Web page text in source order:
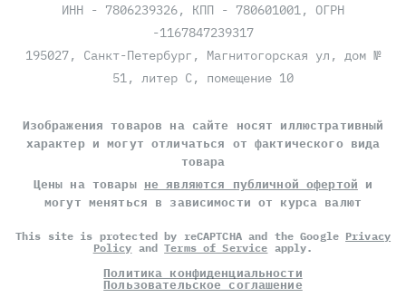
ИНН - 7806239326, КПП - 780601001, ОГРН
-1167847239317
195027, Санкт-Петербург, Магнитогорская ул, дом №
51, литер С, помещение 10
Изображения товаров на сайте носят иллюстративный
характер и могут отличаться от фактического вида
товара
Цены на товары не являются публичной офертой и
могут меняться в зависимости от курса валют
This site is protected by reCAPTCHA and the Google Privacy
Policy andTerms of Service apply.
Политика конфиденциальности
Пользовательское соглашение